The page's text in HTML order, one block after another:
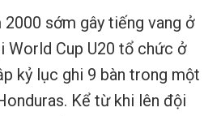
sớm gây tiếng vang ở
World Cup U20 tổ chức ở
kỷ lục ghi 9 bàn trong một
Kể từ khi lên đội